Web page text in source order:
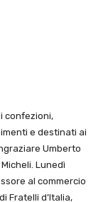
confezioni,
e destinati ai
Umberto
Lunedì
al commercio
Fratelli d’Italia,